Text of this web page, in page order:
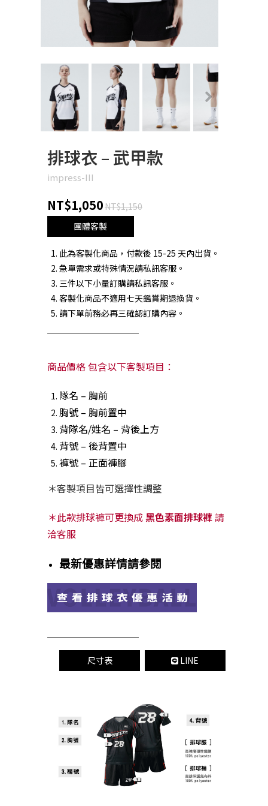
Next
排球衣 – 武甲款
impress-III
NT$1,050NT$1,150
團體客製
此為客製化商品，付款後 15-25 天內出貨。
急單需求或特殊情況請私訊客服。
三件以下小量訂購請私訊客服。
客製化商品不適用七天鑑賞期退換貨。
請下單前務必再三確認訂購內容。
商品價格 包含以下客製項目：
隊名 – 胸前
胸號 – 胸前置中
背隊名/姓名 – 背後上方
背號 – 後背置中
褲號 – 正面褲腳
＊客製項目皆可選擇性調整
＊此款排球褲可更換成黑色素面排球褲請
洽客服
最新優惠詳情請參閱
尺寸表 LINE